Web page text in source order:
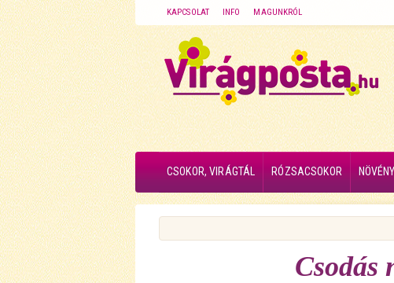
KAPCSOLAT INFO MAGUNKRÓL
CSOKOR, VIRÁGTÁL RÓZSACSOKOR NÖVÉNY